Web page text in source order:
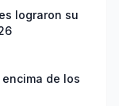
lograron su
de los